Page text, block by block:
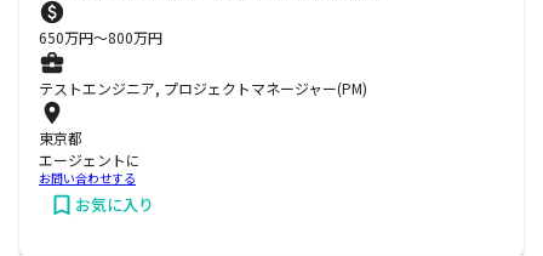
650万円〜800万円
テストエンジニア, プロジェクトマネージャー(PM)
東京都
エージェントに
お問い合わせする
お気に入り